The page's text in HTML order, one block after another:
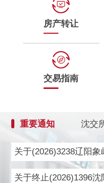
房产转让
交易指南
重要通知 沈交
关于(2026)3238辽阳
关于终止(2026)1396